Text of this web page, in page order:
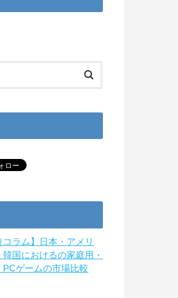
コラム】日本・アメリ
韓国におけるの家庭用・
PCゲームの市場比較